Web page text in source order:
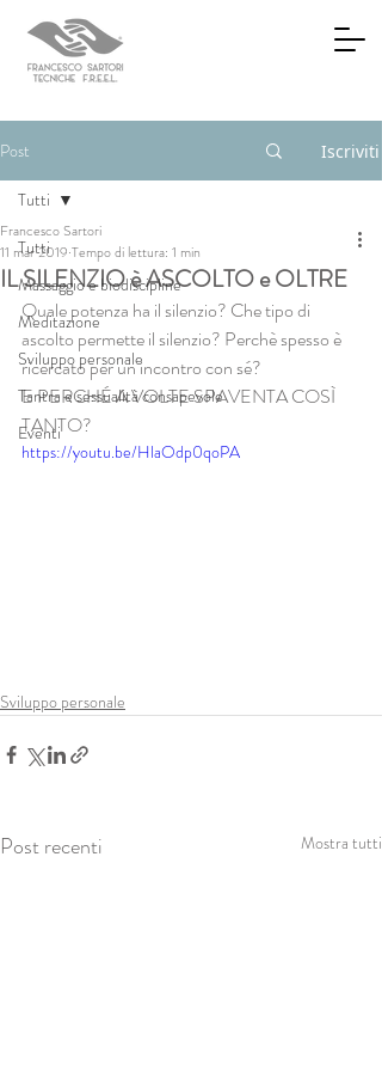
Post Iscriviti
Tutti
Massaggio e biodiscipline
Meditazione
Sviluppo personale
Tantra e sessualità consapevole
Eventi
Tutti
IL SILENZIO è ASCOLTO e OLTRE
Francesco Sartori
11 mar 2019 Tempo di lettura: 1 min
Quale potenza ha il silenzio? Che tipo di
ascolto permette il silenzio? Perchè spesso è
ricercato per un incontro con sé?
E PERCHÉ A VOLTE SPAVENTA COSÌ
TANTO?
https://youtu.be/HlaOdp0qoPA
Sviluppo personale
Post recenti Mostra tutti